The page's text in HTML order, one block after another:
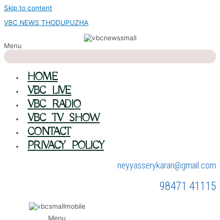
Skip to content
VBC NEWS THODUPUZHA
Menu
HOME
VBC LIVE
VBC RADIO
VBC TV SHOW
CONTACT
PRIVACY POLICY
neyyasserykaran@gmail.com
98471 41115
Menu